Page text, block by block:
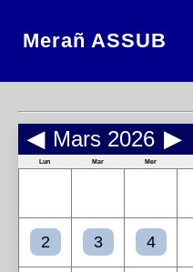
Merañ ASSUB
◀ Mars 2026 ▶
Lun Mar Mer
2 3 4